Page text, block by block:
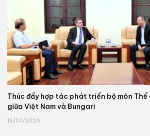
Thúc đẩy hợp tác phát triển bộ môn
giữa Việt Nam và Bungari
13/07/2026